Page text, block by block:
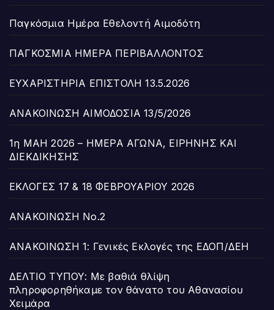
Παγκόσμια Ημέρα Εθελοντή Αιμοδότη
ΠΑΓΚΟΣΜΙΑ ΗΜΕΡΑ ΠΕΡΙΒΑΛΛΟΝΤΟΣ
ΕΥΧΑΡΙΣΤΗΡΙΑ ΕΠΙΣΤΟΛΗ 13.5.2026
ΑΝΑΚΟΙΝΩΣΗ ΑΙΜΟΔΟΣΙΑ 13/5/2026
1η ΜΑΗ 2026 – ΗΜΕΡΑ ΑΓΩΝΑ, ΕΙΡΗΝΗΣ ΚΑΙ
ΔΙΕΚΔΙΚΗΣΗΣ
ΕΚΛΟΓΕΣ 17 & 18 ΦΕΒΡΟΥΑΡΙΟΥ 2026
ΑΝΑΚΟΙΝΩΣΗ Νο.2
ΑΝΑΚΟΙΝΩΣΗ 1: Γενικές Εκλογές της ΕΔΟΠ/ΔΕΗ
ΔΕΛΤΙΟ ΤΥΠΟΥ: Με βαθιά θλίψη
πληροφορηθήκαμε τον θάνατο του Αθανασίου
Χειμάρα